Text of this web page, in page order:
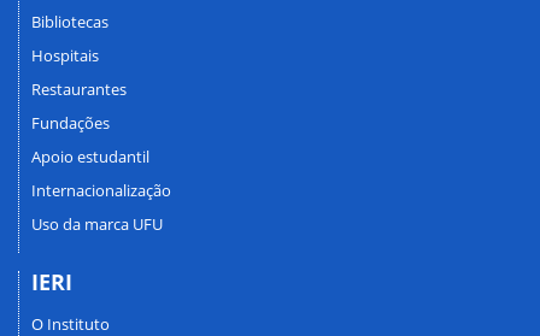
Bibliotecas
Hospitais
Restaurantes
Fundações
Apoio estudantil
Internacionalização
Uso da marca UFU
IERI
O Instituto